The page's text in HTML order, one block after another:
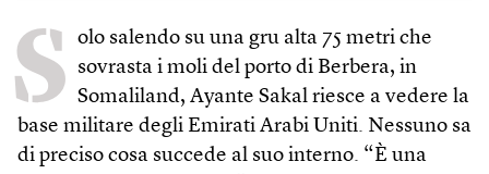
S olo salendo su una gru alta 75 metri che
sovrasta i moli del porto di Berbera, in
Somaliland, Ayante Sakal riesce a vedere la
base militare degli Emirati Arabi Uniti. Nessuno sa
di preciso cosa succede al suo interno. “È una